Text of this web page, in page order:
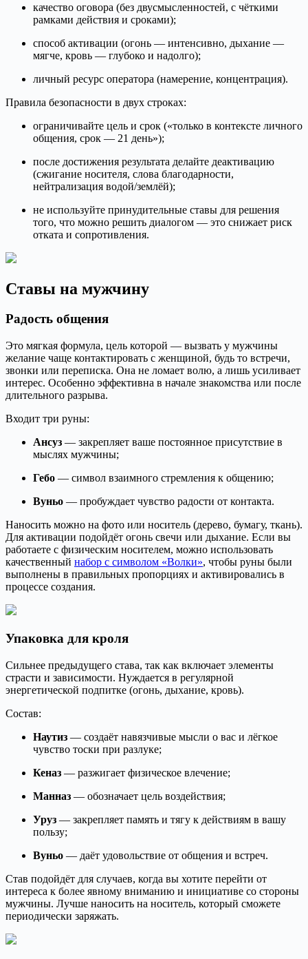
качество оговора (без двусмысленностей, с чёткими
рамками действия и сроками);
способ активации (огонь — интенсивно, дыхание —
мягче, кровь — глубоко и надолго);
личный ресурс оператора (намерение, концентрация).
Правила безопасности в двух строках:
ограничивайте цель и срок («только в контексте личного
общения, срок — 21 день»);
после достижения результата делайте деактивацию
(сжигание носителя, слова благодарности,
нейтрализация водой/землёй);
не используйте принудительные ставы для решения
того, что можно решить диалогом — это снижает риск
отката и сопротивления.
Ставы на мужчину
Радость общения
Это мягкая формула, цель которой — вызвать у мужчины
желание чаще контактировать с женщиной, будь то встречи,
звонки или переписка. Она не ломает волю, а лишь усиливает
интерес. Особенно эффективна в начале знакомства или после
длительного разрыва.
Входит три руны:
Ансуз — закрепляет ваше постоянное присутствие в
мыслях мужчины;
Гебо — символ взаимного стремления к общению;
Вуньо — пробуждает чувство радости от контакта.
Наносить можно на фото или носитель (дерево, бумагу, ткань).
Для активации подойдёт огонь свечи или дыхание. Если вы
работаете с физическим носителем, можно использовать
качественный набор с символом «Волки», чтобы руны были
выполнены в правильных пропорциях и активировались в
процессе создания.
Упаковка для кроля
Сильнее предыдущего става, так как включает элементы
страсти и зависимости. Нуждается в регулярной
энергетической подпитке (огонь, дыхание, кровь).
Состав:
Наутиз — создаёт навязчивые мысли о вас и лёгкое
чувство тоски при разлуке;
Кеназ — разжигает физическое влечение;
Манназ — обозначает цель воздействия;
Уруз — закрепляет память и тягу к действиям в вашу
пользу;
Вуньо — даёт удовольствие от общения и встреч.
Став подойдёт для случаев, когда вы хотите перейти от
интереса к более явному вниманию и инициативе со стороны
мужчины. Лучше наносить на носитель, который сможете
периодически заряжать.